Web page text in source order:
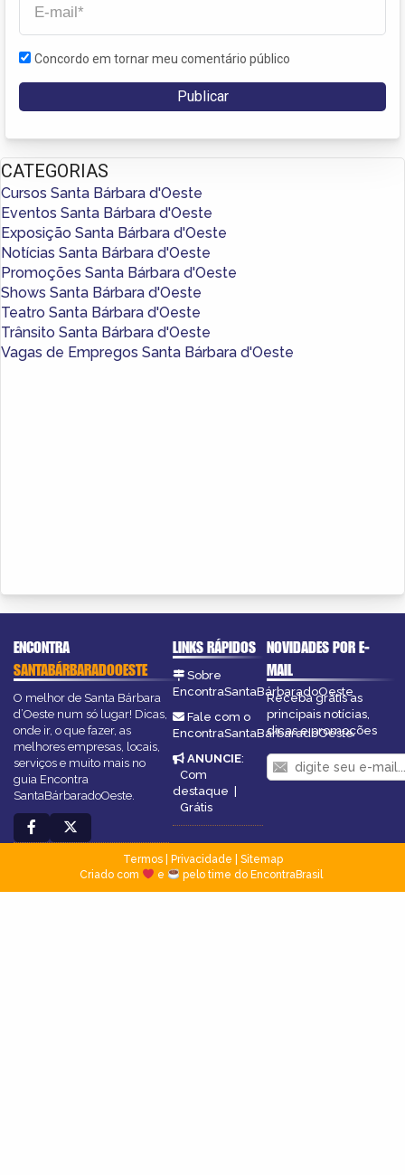
Concordo em tornar meu comentário público
CATEGORIAS
Cursos Santa Bárbara d'Oeste
Eventos Santa Bárbara d'Oeste
Exposição Santa Bárbara d'Oeste
Notícias Santa Bárbara d'Oeste
Promoções Santa Bárbara d'Oeste
Shows Santa Bárbara d'Oeste
Teatro Santa Bárbara d'Oeste
Trânsito Santa Bárbara d'Oeste
Vagas de Empregos Santa Bárbara d'Oeste
ENCONTRA
SANTABÁRBARADOOESTE
O melhor de Santa Bárbara
d’Oeste num só lugar! Dicas,
onde ir, o que fazer, as
melhores empresas, locais,
serviços e muito mais no
guia Encontra
SantaBárbaradoOeste.
LINKS RÁPIDOS
Sobre
EncontraSantaBárbaradoOeste
Fale com o
EncontraSantaBárbaradoOeste
ANUNCIE:
Com
destaque |
Grátis
NOVIDADES POR E-
MAIL
Receba grátis as
principais notícias,
dicas e promoções
Termos| Privacidade
Sitemap
Criado com
e pelo time do EncontraBrasil